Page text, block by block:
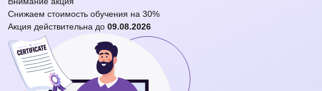
Снижаем стоимость обучения на 30%
Акция действительна до 09.08.2026